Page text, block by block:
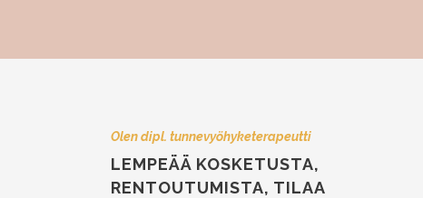
Olen dipl. tunnevyöhyketerapeutti
LEMPEÄÄ KOSKETUSTA,
RENTOUTUMISTA, TILAA